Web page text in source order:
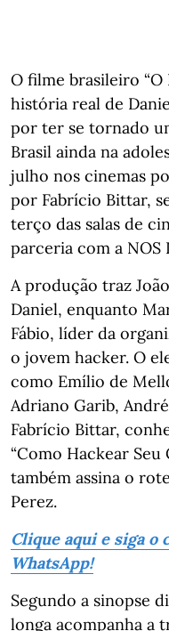
O filme brasileiro “O
história real de
por ter se tornado
Brasil ainda na
julho nos cinemas
por Fabrício Bittar,
terço das salas de
parceria com a NOS
A produção traz
Daniel, enquanto
Fábio, líder da
o jovem hacker. O
como Emílio de
Adriano Garib,
Fabrício Bittar,
“Como Hackear Seu
também assina o
Perez.
Clique aqui e siga o
WhatsApp!
Segundo a sinopse
longa acompanha a